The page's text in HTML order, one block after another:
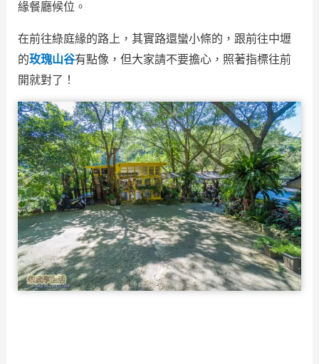
緣餐廳候位。
在前往綠庭緣的路上，其實路還蠻小條的，跟前往中壢
的玫瑰山谷有點像，但大家請不要擔心，照著指標往前
開就對了！